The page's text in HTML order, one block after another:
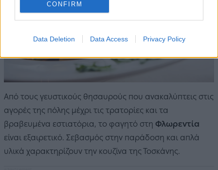
CONFIRM
Data Deletion Data Access Privacy Policy
Από τους γευστικούς θησαυρούς που ανακαλύπτεις στις
αγορές της πόλης μέχρι τις τρατορίες και τα
βραβευμένα εστιατόρια, το φαγητό στη Φλωρεντία
είναι εξαιρετικό. Σεβασμός στην παράδοση και απλά
υλικά χαρακτηρίζουν την κουζίνα της Τοσκάνης.